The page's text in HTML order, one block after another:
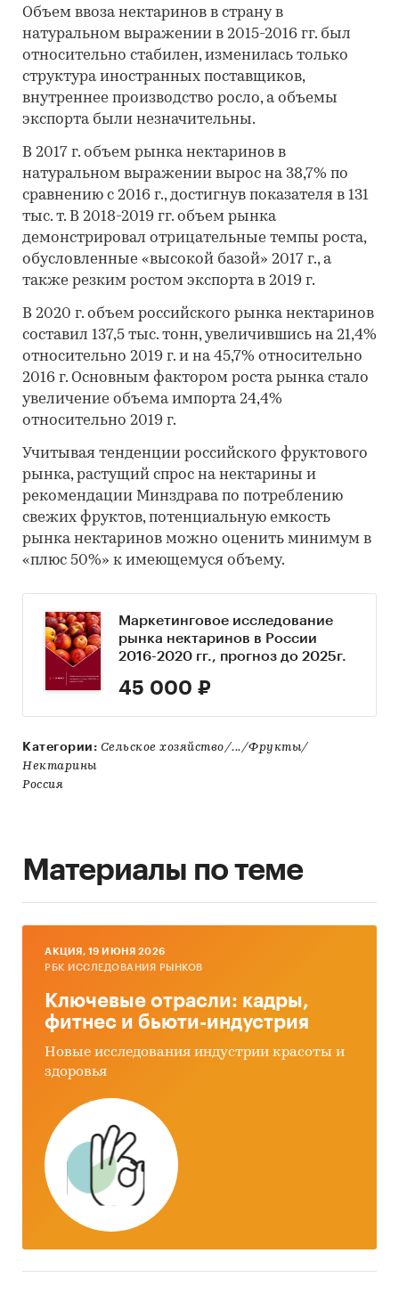
Объем ввоза нектаринов в страну в
натуральном выражении в 2015-2016 гг. был
относительно стабилен, изменилась только
структура иностранных поставщиков,
внутреннее производство росло, а объемы
экспорта были незначительны.
В 2017 г. объем рынка нектаринов в
натуральном выражении вырос на 38,7% по
сравнению с 2016 г., достигнув показателя в 131
тыс. т. В 2018-2019 гг. объем рынка
демонстрировал отрицательные темпы роста,
обусловленные «высокой базой» 2017 г., а
также резким ростом экспорта в 2019 г.
В 2020 г. объем российского рынка нектаринов
составил 137,5 тыс. тонн, увеличившись на 21,4%
относительно 2019 г. и на 45,7% относительно
2016 г. Основным фактором роста рынка стало
увеличение объема импорта 24,4%
относительно 2019 г.
Учитывая тенденции российского фруктового
рынка, растущий спрос на нектарины и
рекомендации Минздрава по потреблению
свежих фруктов, потенциальную емкость
рынка нектаринов можно оценить минимум в
«плюс 50%» к имеющемуся объему.
Маркетинговое исследование
рынка нектаринов в России
2016-2020 гг., прогноз до 2025г.
45 000 ₽
Категории: Сельское хозяйство/.../Фрукты/
Нектарины
Россия
Материалы по теме
AКЦИЯ, 19 ИЮНЯ 2026
РБК ИССЛЕДОВАНИЯ РЫНКОВ
Ключевые отрасли: кадры,
фитнес и бьюти-индустрия
Новые исследования индустрии красоты и
здоровья